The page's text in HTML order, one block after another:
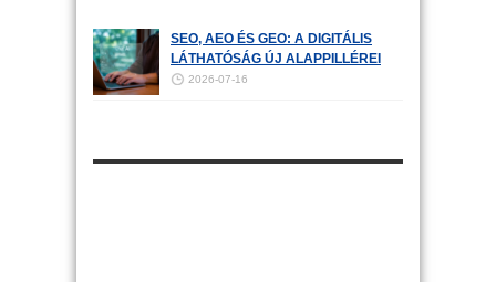
SEO, AEO ÉS GEO: A DIGITÁLIS
LÁTHATÓSÁG ÚJ ALAPPILLÉREI
2026-07-16